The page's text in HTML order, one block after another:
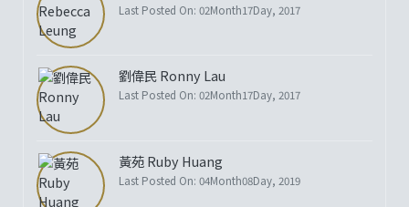
Last Posted On: 02Month17Day, 2017
劉偉民 Ronny Lau
Last Posted On: 02Month17Day, 2017
黃苑 Ruby Huang
Last Posted On: 04Month08Day, 2019